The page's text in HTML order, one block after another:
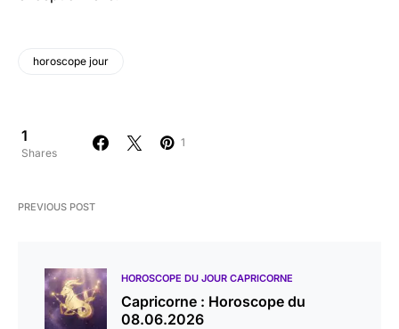
horoscope jour
1
Shares
1
PREVIOUS POST
HOROSCOPE DU JOUR CAPRICORNE
Capricorne : Horoscope du
08.06.2026